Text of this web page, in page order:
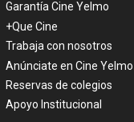
Garantía Cine Yelmo
+Que Cine
Trabaja con nosotros
Anúnciate en Cine Yelmo
Reservas de colegios
Apoyo Institucional